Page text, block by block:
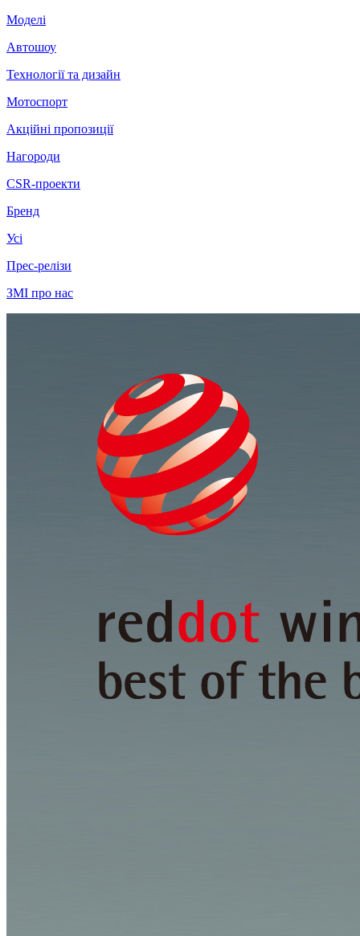
Моделі
Автошоу
Технології та дизайн
Мотоспорт
Акційні пропозиції
Нагороди
CSR-проекти
Бренд
Усі
Прес-релізи
ЗМІ про нас